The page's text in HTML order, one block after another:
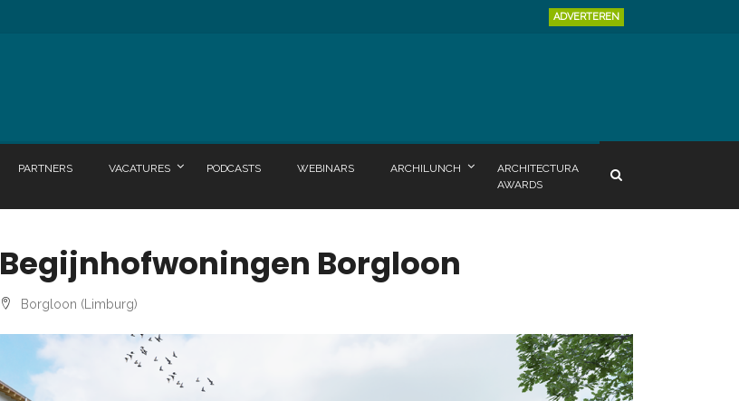
ADVERTEREN
PARTNERS VACATURES PODCASTS WEBINARS ARCHILUNCH
ARCHITECTURA
AWARDS
Begijnhofwoningen Borgloon
Borgloon (Limburg)